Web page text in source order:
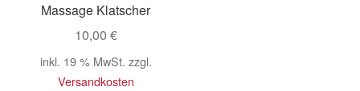
Massage Klatscher
10,00 €
inkl. 19 % MwSt. zzgl.
Versandkosten